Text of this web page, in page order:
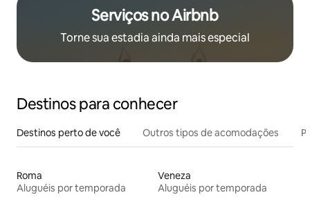
Serviços no Airbnb
Torne sua estadia ainda mais especial
Destinos para conhecer
Destinos perto de você Outros tipos de acomodações
Roma
Aluguéis por temporada
Veneza
Aluguéis por temporada